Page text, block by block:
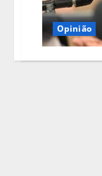
Opinião